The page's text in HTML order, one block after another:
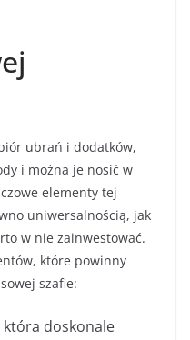
ubrań i dodatków,
i można je nosić w
elementy tej
uniwersalnością, jak
w nie zainwestować.
które powinny
szafie:
która doskonale